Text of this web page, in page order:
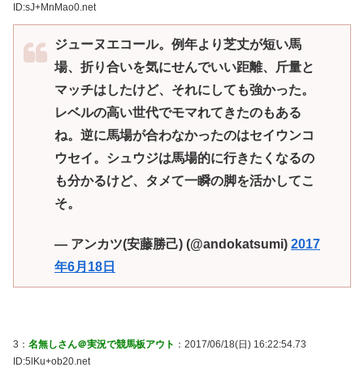
ID:sJ+MnMao0.net
ジューヌエコール。例年より芝丈が短い馬
場、折り合いを気にせんでいい距離、斤量と
マッチはしたけど、それにしても強かった。
レベルの高い世代でモマれてきたのもある
ね。逆に馬場が合わなかったのはセイウンコ
ウセイ。シュウジは馬場的に行きたくなるの
も分かるけど、タメて一瞬の脚を活かしてこ
そ。
— アンカツ(安藤勝己) (@andokatsumi) 2017
年6月18日
3： 名無しさん＠実況で競馬板アウト ：2017/06/18(日) 16:22:54.73
ID:5lKu+ob20.net